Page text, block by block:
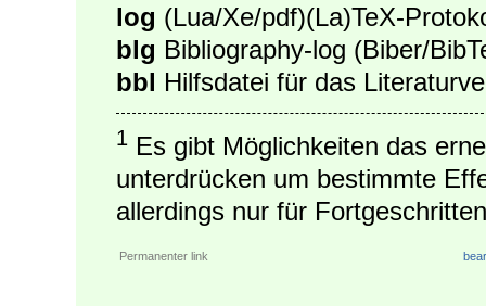
log (Lua/Xe/pdf)(La)TeX-
blg Bibliography-log (Biber/
bbl Hilfsdatei für das
1 Es gibt Möglichkeiten das
unterdrücken um bestimmte
allerdings nur für
Permanenter link